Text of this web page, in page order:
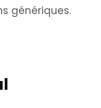
génériques.